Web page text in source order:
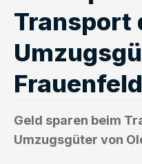
Transport
Frauenfeld
Geld sparen beim
Umzugsgüter von